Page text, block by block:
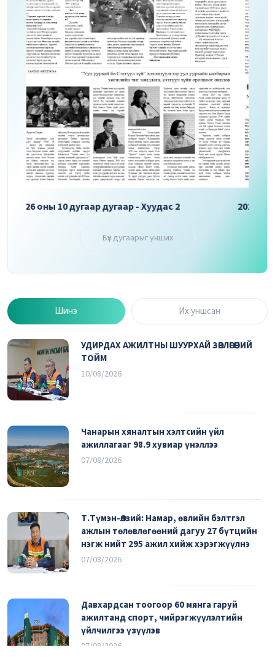
2026 оны 10 дугаар дугаар - Хуудас 3
Бүх дугаарыг унших
Шинэ Их уншсан
УДИРДАХ АЖИЛТНЫ ШУУРХАЙ ЗӨВЛӨГӨӨНИЙ
ТОЙМ
10/08/2026
Чанарын хяналтын хэлтсийн үйл
ажиллагааг 98.9 хувиар үнэллээ
07/08/2026
Т.Түмэн-Өлзий: Намар, өвлийн бэлтгэл
ажлын төлөвлөгөөний дагуу 27 бүтцийн
нэгж нийт 295 ажил хийж хэрэгжүүлнэ
07/08/2026
Давхардсан тоогоор 60 мянга гаруй
ажилтанд спорт, чийрэгжүүлэлтийн
үйлчилгээ үзүүлэв
07/08/2026